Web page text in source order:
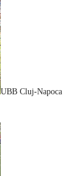
UBB Cluj-Napoca